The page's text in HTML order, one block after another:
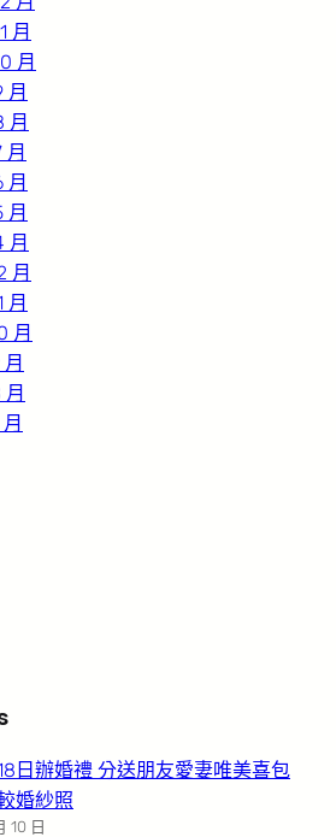
月
月
月
月
月
月
月
月
月
月
日辦婚禮 分送朋友愛妻唯美喜包
婚紗照
10 日